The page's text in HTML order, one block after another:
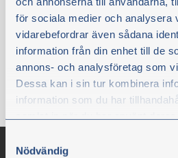
för sociala medier och analysera
vidarebefordrar även sådana
information från din enhet till de
annons- och analysföretag som
Dessa kan i sin tur kombinera
information som du har
Du kan när som helst ändra ditt
Nödvändig
6,20 €
Osta